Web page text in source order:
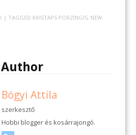
| TAGGED KRISTAPS PORZINGIS, NEW
Bógyi Attila
szerkesztő
Hobbi blogger és kosárrajongó.